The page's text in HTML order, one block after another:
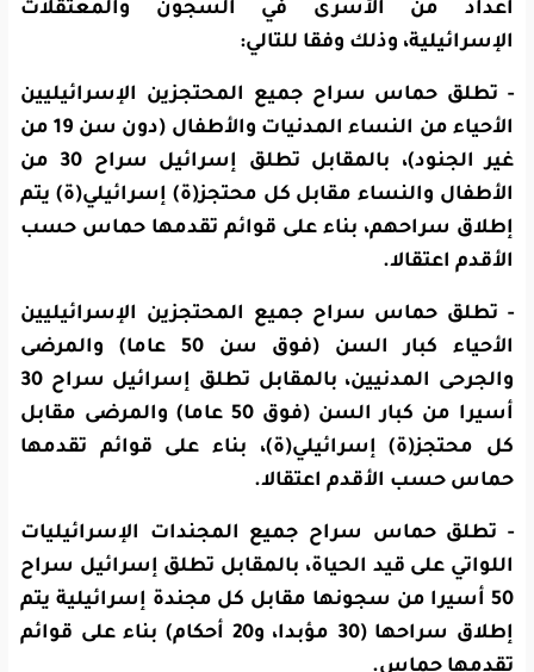
أعداد من الأسرى في السجون والمعتقلات
الإسرائيلية، وذلك وفقا للتالي:
- تطلق حماس سراح جميع المحتجزين الإسرائيليين
الأحياء من النساء المدنيات والأطفال (دون سن 19 من
غير الجنود)، بالمقابل تطلق إسرائيل سراح 30 من
الأطفال والنساء مقابل كل محتجز(ة) إسرائيلي(ة) يتم
إطلاق سراحهم، بناء على قوائم تقدمها حماس حسب
الأقدم اعتقالا.
- تطلق حماس سراح جميع المحتجزين الإسرائيليين
الأحياء كبار السن (فوق سن 50 عاما) والمرضى
والجرحى المدنيين، بالمقابل تطلق إسرائيل سراح 30
أسيرا من كبار السن (فوق 50 عاما) والمرضى مقابل
كل محتجز(ة) إسرائيلي(ة)، بناء على قوائم تقدمها
حماس حسب الأقدم اعتقالا.
- تطلق حماس سراح جميع المجندات الإسرائيليات
اللواتي على قيد الحياة، بالمقابل تطلق إسرائيل سراح
50 أسيرا من سجونها مقابل كل مجندة إسرائيلية يتم
إطلاق سراحها (30 مؤبدا، و20 أحكام) بناء على قوائم
تقدمها حماس.